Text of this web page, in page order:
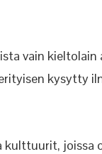
vain kieltolain
kysytty
kulttuurit,